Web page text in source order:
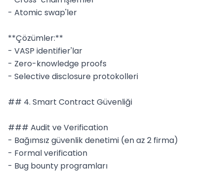
- Atomic swap'ler
**Çözümler:**
- VASP identifier'lar
- Zero-knowledge proofs
- Selective disclosure protokolleri
## 4. Smart Contract Güvenliği
### Audit ve Verification
- Bağımsız güvenlik denetimi (en az 2 firma)
- Formal verification
- Bug bounty programları